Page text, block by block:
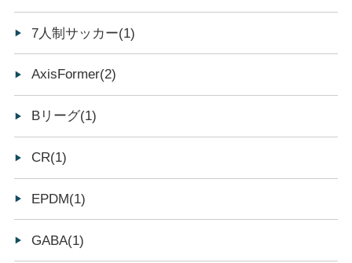
7人制サッカー(1)
AxisFormer(2)
Bリーグ(1)
CR(1)
EPDM(1)
GABA(1)